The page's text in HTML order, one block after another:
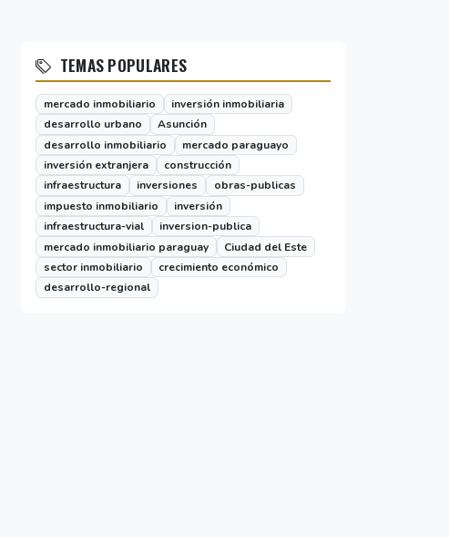
TEMAS POPULARES
mercado inmobiliario
inversión inmobiliaria
desarrollo urbano
Asunción
desarrollo inmobiliario
mercado paraguayo
inversión extranjera
construcción
infraestructura
inversiones
obras-publicas
impuesto inmobiliario
inversión
infraestructura-vial
inversion-publica
mercado inmobiliario paraguay
Ciudad del Este
sector inmobiliario
crecimiento económico
desarrollo-regional